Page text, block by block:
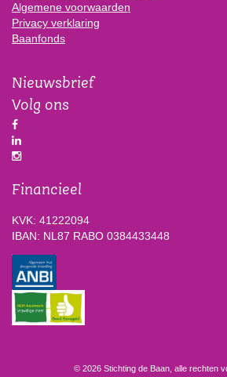
Algemene voorwaarden
Privacy verklaring
Baanfonds
Nieuwsbrief
Volg ons
Financieel
KVK: 41222094
IBAN: NL87 RABO 0384433448
© 2026 Stichting de Baan, alle rechten